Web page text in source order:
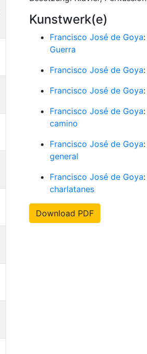
Kunstwerk(e)
Francisco José de Goya:
Guerra
Francisco José de Goya:
Francisco José de Goya:
Francisco José de Goya:
camino
Francisco José de Goya:
general
Francisco José de Goya:
charlatanes
Download PDF